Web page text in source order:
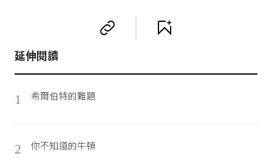
延伸閱讀
1 希爾伯特的難題
2 你不知道的牛頓